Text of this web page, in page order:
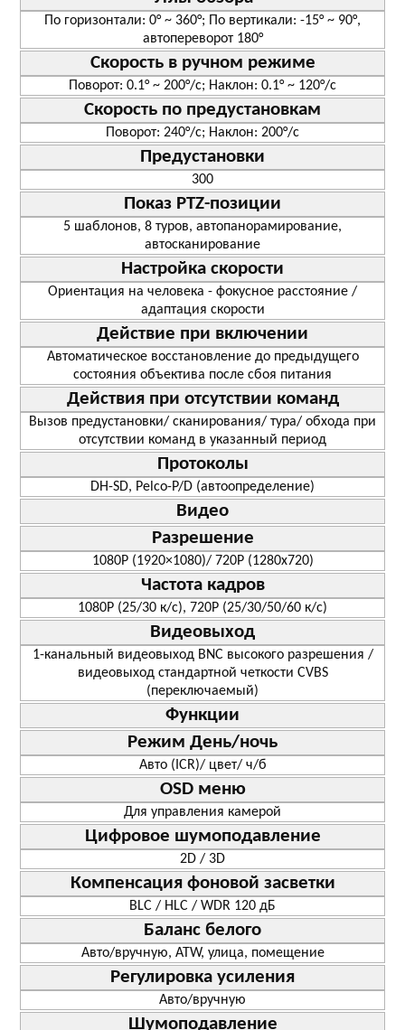
По горизонтали: 0° ~ 360°; По вертикали: -15° ~ 90°,
автопереворот 180°
Скорость в ручном режиме
Поворот: 0.1° ~ 200°/с; Наклон: 0.1° ~ 120°/с
Скорость по предустановкам
Поворот: 240°/с; Наклон: 200°/с
Предустановки
300
Показ PTZ-позиции
5 шаблонов, 8 туров, автопанорамирование,
автосканирование
Настройка скорости
Ориентация на человека - фокусное расстояние /
адаптация скорости
Действие при включении
Автоматическое восстановление до предыдущего
состояния объектива после сбоя питания
Действия при отсутствии команд
Вызов предустановки/ сканирования/ тура/ обхода при
отсутствии команд в указанный период
Протоколы
DH-SD, Pelco-P/D (автоопределение)
Видео
Разрешение
1080P (1920×1080)/ 720Р (1280x720)
Частота кадров
1080Р (25/30 к/с), 720Р (25/30/50/60 к/с)
Видеовыход
1-канальный видеовыход BNC высокого разрешения /
видеовыход стандартной четкости CVBS
(переключаемый)
Функции
Режим День/ночь
Авто (ICR)/ цвет/ ч/б
OSD меню
Для управления камерой
Цифровое шумоподавление
2D / 3D
Компенсация фоновой засветки
BLC / HLC / WDR 120 дБ
Баланс белого
Авто/вручную, ATW, улица, помещение
Регулировка усиления
Авто/вручную
Шумоподавление